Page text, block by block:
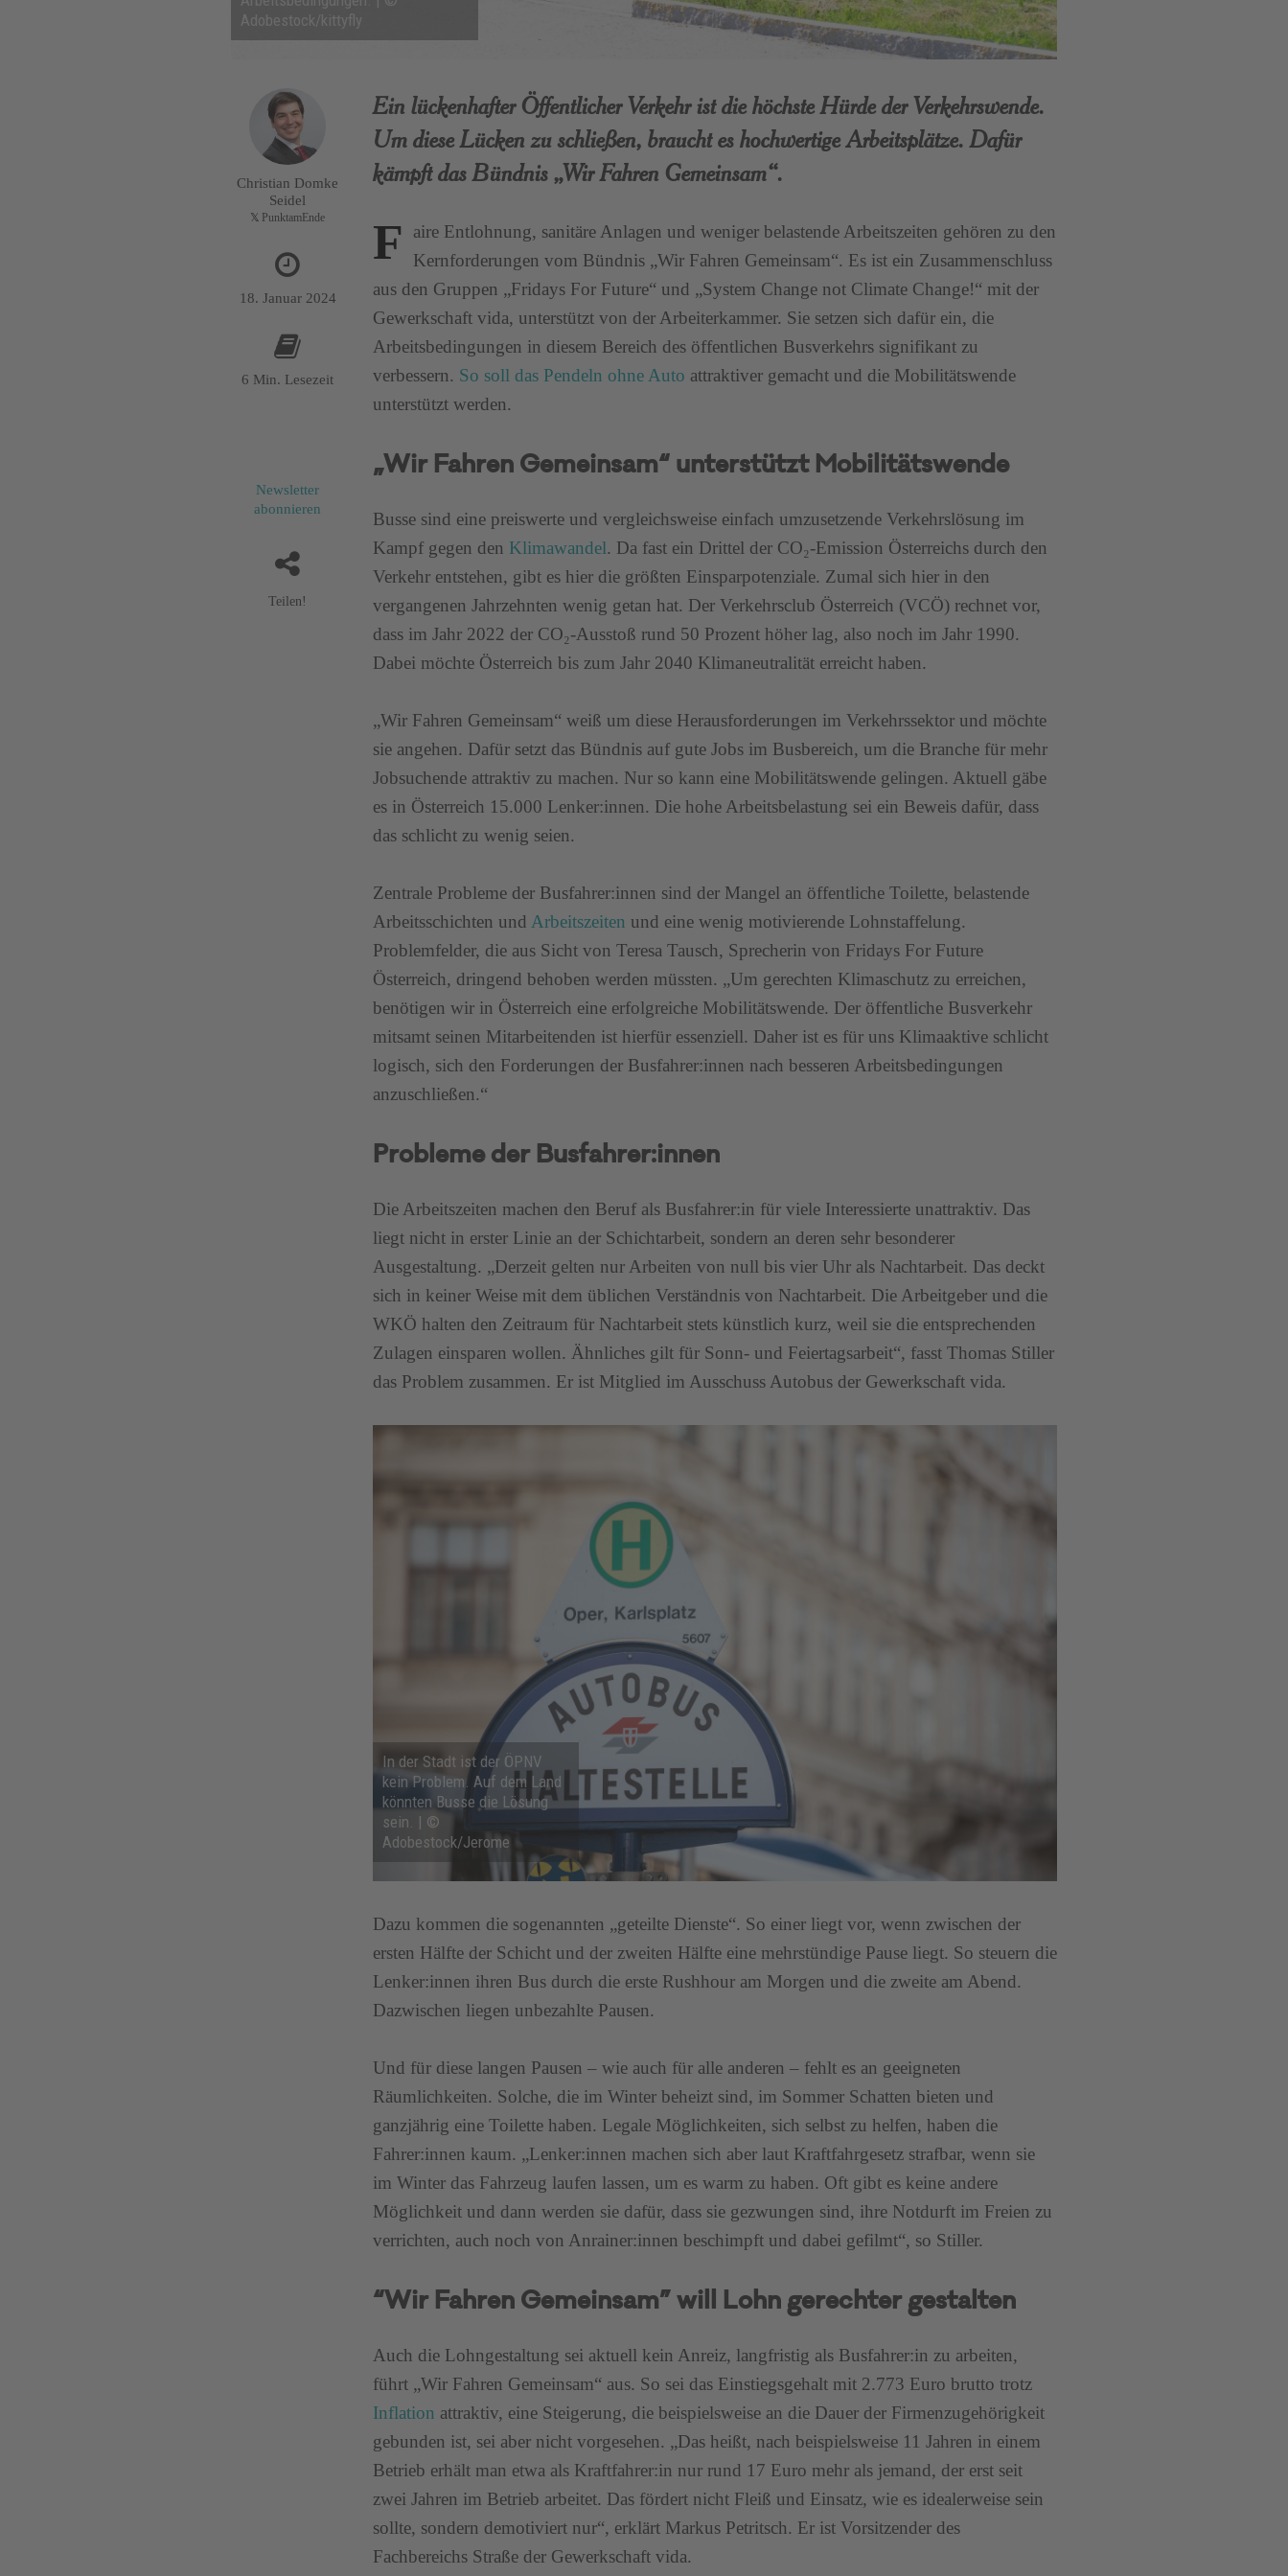
Adobestock/kittyfly
Christian Domke
Seidel
PunktamEnde
18. Januar 2024
6 Min. Lesezeit
Newsletter
abonnieren
Teilen!
Ein lückenhafter Öffentlicher Verkehr ist die höchste Hürde der Verkehrswende.
Um diese Lücken zu schließen, braucht es hochwertige Arbeitsplätze. Dafür
kämpft das Bündnis „Wir Fahren Gemeinsam“.
F
aire Entlohnung, sanitäre Anlagen und weniger belastende Arbeitszeiten gehören zu den
Kernforderungen vom Bündnis „Wir Fahren Gemeinsam“. Es ist ein Zusammenschluss
aus den Gruppen „Fridays For Future“ und „System Change not Climate Change!“ mit der
Gewerkschaft vida, unterstützt von der Arbeiterkammer. Sie setzen sich dafür ein, die
Arbeitsbedingungen in diesem Bereich des öffentlichen Busverkehrs signifikant zu
verbessern. So soll das Pendeln ohne Auto attraktiver gemacht und die Mobilitätswende
unterstützt werden.
„Wir Fahren Gemeinsam“ unterstützt Mobilitätswende
Busse sind eine preiswerte und vergleichsweise einfach umzusetzende Verkehrslösung im
Kampf gegen den Klimawandel. Da fast ein Drittel der CO₂-Emission Österreichs durch den
Verkehr entstehen, gibt es hier die größten Einsparpotenziale. Zumal sich hier in den
vergangenen Jahrzehnten wenig getan hat. Der Verkehrsclub Österreich (VCÖ) rechnet vor,
dass im Jahr 2022 der CO₂-Ausstoß rund 50 Prozent höher lag, also noch im Jahr 1990.
Dabei möchte Österreich bis zum Jahr 2040 Klimaneutralität erreicht haben.
„Wir Fahren Gemeinsam“ weiß um diese Herausforderungen im Verkehrssektor und möchte
sie angehen. Dafür setzt das Bündnis auf gute Jobs im Busbereich, um die Branche für mehr
Jobsuchende attraktiv zu machen. Nur so kann eine Mobilitätswende gelingen. Aktuell gäbe
es in Österreich 15.000 Lenker:innen. Die hohe Arbeitsbelastung sei ein Beweis dafür, dass
das schlicht zu wenig seien.
Zentrale Probleme der Busfahrer:innen sind der Mangel an öffentliche Toilette, belastende
Arbeitsschichten und Arbeitszeiten und eine wenig motivierende Lohnstaffelung.
Problemfelder, die aus Sicht von Teresa Tausch, Sprecherin von Fridays For Future
Österreich, dringend behoben werden müssten. „Um gerechten Klimaschutz zu erreichen,
benötigen wir in Österreich eine erfolgreiche Mobilitätswende. Der öffentliche Busverkehr
mitsamt seinen Mitarbeitenden ist hierfür essenziell. Daher ist es für uns Klimaaktive schlicht
logisch, sich den Forderungen der Busfahrer:innen nach besseren Arbeitsbedingungen
anzuschließen.“
Probleme der Busfahrer:innen
Die Arbeitszeiten machen den Beruf als Busfahrer:in für viele Interessierte unattraktiv. Das
liegt nicht in erster Linie an der Schichtarbeit, sondern an deren sehr besonderer
Ausgestaltung. „Derzeit gelten nur Arbeiten von null bis vier Uhr als Nachtarbeit. Das deckt
sich in keiner Weise mit dem üblichen Verständnis von Nachtarbeit. Die Arbeitgeber und die
WKÖ halten den Zeitraum für Nachtarbeit stets künstlich kurz, weil sie die entsprechenden
Zulagen einsparen wollen. Ähnliches gilt für Sonn- und Feiertagsarbeit“, fasst Thomas Stiller
das Problem zusammen. Er ist Mitglied im Ausschuss Autobus der Gewerkschaft vida.
In der Stadt ist der ÖPNV
kein Problem. Auf dem Land
könnten Busse die Lösung
sein. | ©
Adobestock/Jerome
Dazu kommen die sogenannten „geteilte Dienste“. So einer liegt vor, wenn zwischen der
ersten Hälfte der Schicht und der zweiten Hälfte eine mehrstündige Pause liegt. So steuern die
Lenker:innen ihren Bus durch die erste Rushhour am Morgen und die zweite am Abend.
Dazwischen liegen unbezahlte Pausen.
Und für diese langen Pausen – wie auch für alle anderen – fehlt es an geeigneten
Räumlichkeiten. Solche, die im Winter beheizt sind, im Sommer Schatten bieten und
ganzjährig eine Toilette haben. Legale Möglichkeiten, sich selbst zu helfen, haben die
Fahrer:innen kaum. „Lenker:innen machen sich aber laut Kraftfahrgesetz strafbar, wenn sie
im Winter das Fahrzeug laufen lassen, um es warm zu haben. Oft gibt es keine andere
Möglichkeit und dann werden sie dafür, dass sie gezwungen sind, ihre Notdurft im Freien zu
verrichten, auch noch von Anrainer:innen beschimpft und dabei gefilmt“, so Stiller.
“Wir Fahren Gemeinsam” will Lohn gerechter gestalten
Auch die Lohngestaltung sei aktuell kein Anreiz, langfristig als Busfahrer:in zu arbeiten,
führt „Wir Fahren Gemeinsam“ aus. So sei das Einstiegsgehalt mit 2.773 Euro brutto trotz
Inflation attraktiv, eine Steigerung, die beispielsweise an die Dauer der Firmenzugehörigkeit
gebunden ist, sei aber nicht vorgesehen. „Das heißt, nach beispielsweise 11 Jahren in einem
Betrieb erhält man etwa als Kraftfahrer:in nur rund 17 Euro mehr als jemand, der erst seit
zwei Jahren im Betrieb arbeitet. Das fördert nicht Fleiß und Einsatz, wie es idealerweise sein
sollte, sondern demotiviert nur“, erklärt Markus Petritsch. Er ist Vorsitzender des
Fachbereichs Straße der Gewerkschaft vida.